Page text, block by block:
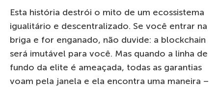
Esta história destrói o mito de um ecossistema
igualitário e descentralizado. Se você entrar na
briga e for enganado, não duvide: a blockchain
será imutável para você. Mas quando a linha de
fundo da elite é ameaçada, todas as garantias
voam pela janela e ela encontra uma maneira –